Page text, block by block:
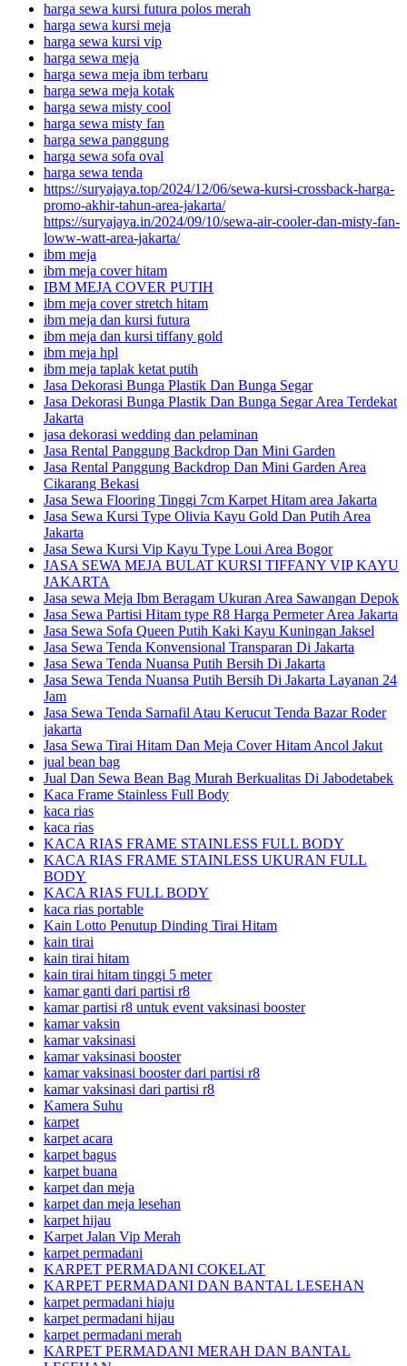
harga sewa kursi futura polos merah
harga sewa kursi meja
harga sewa kursi vip
harga sewa meja
harga sewa meja ibm terbaru
harga sewa meja kotak
harga sewa misty cool
harga sewa misty fan
harga sewa panggung
harga sewa sofa oval
harga sewa tenda
https://suryajaya.top/2024/12/06/sewa-kursi-crossback-harga-
promo-akhir-tahun-area-jakarta/
https://suryajaya.in/2024/09/10/sewa-air-cooler-dan-misty-fan-
loww-watt-area-jakarta/
ibm meja
ibm meja cover hitam
IBM MEJA COVER PUTIH
ibm meja cover stretch hitam
ibm meja dan kursi futura
ibm meja dan kursi tiffany gold
ibm meja hpl
ibm meja taplak ketat putih
Jasa Dekorasi Bunga Plastik Dan Bunga Segar
Jasa Dekorasi Bunga Plastik Dan Bunga Segar Area Terdekat
Jakarta
jasa dekorasi wedding dan pelaminan
Jasa Rental Panggung Backdrop Dan Mini Garden
Jasa Rental Panggung Backdrop Dan Mini Garden Area
Cikarang Bekasi
Jasa Sewa Flooring Tinggi 7cm Karpet Hitam area Jakarta
Jasa Sewa Kursi Type Olivia Kayu Gold Dan Putih Area
Jakarta
Jasa Sewa Kursi Vip Kayu Type Loui Area Bogor
JASA SEWA MEJA BULAT KURSI TIFFANY VIP KAYU
JAKARTA
Jasa sewa Meja Ibm Beragam Ukuran Area Sawangan Depok
Jasa Sewa Partisi Hitam type R8 Harga Permeter Area Jakarta
Jasa Sewa Sofa Queen Putih Kaki Kayu Kuningan Jaksel
Jasa Sewa Tenda Konvensional Transparan Di Jakarta
Jasa Sewa Tenda Nuansa Putih Bersih Di Jakarta
Jasa Sewa Tenda Nuansa Putih Bersih Di Jakarta Layanan 24
Jam
Jasa Sewa Tenda Sarnafil Atau Kerucut Tenda Bazar Roder
jakarta
Jasa Sewa Tirai Hitam Dan Meja Cover Hitam Ancol Jakut
jual bean bag
Jual Dan Sewa Bean Bag Murah Berkualitas Di Jabodetabek
Kaca Frame Stainless Full Body
kaca rias
kaca rias
KACA RIAS FRAME STAINLESS FULL BODY
KACA RIAS FRAME STAINLESS UKURAN FULL
BODY
KACA RIAS FULL BODY
kaca rias portable
Kain Lotto Penutup Dinding Tirai Hitam
kain tirai
kain tirai hitam
kain tirai hitam tinggi 5 meter
kamar ganti dari partisi r8
kamar partisi r8 untuk event vaksinasi booster
kamar vaksin
kamar vaksinasi
kamar vaksinasi booster
kamar vaksinasi booster dari partisi r8
kamar vaksinasi dari partisi r8
Kamera Suhu
karpet
karpet acara
karpet bagus
karpet buana
karpet dan meja
karpet dan meja lesehan
karpet hijau
Karpet Jalan Vip Merah
karpet permadani
KARPET PERMADANI COKELAT
KARPET PERMADANI DAN BANTAL LESEHAN
karpet permadani hiaju
karpet permadani hijau
karpet permadani merah
KARPET PERMADANI MERAH DAN BANTAL